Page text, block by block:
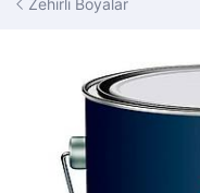
Zehirli Boyalar